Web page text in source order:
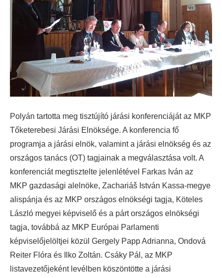
Polyán tartotta meg tisztújító járási konferenciáját az MKP
Tőketerebesi Járási Elnöksége. A konferencia fő
programja a járási elnök, valamint a járási elnökség és az
országos tanács (OT) tagjainak a megválasztása volt. A
konferenciát megtisztelte jelenlétével Farkas Iván az
MKP gazdasági alelnöke, Zachariáš István Kassa-megye
alispánja és az MKP országos elnökségi tagja, Köteles
László megyei képviselő és a párt országos elnökségi
tagja, továbbá az MKP Európai Parlamenti
képviselőjelöltjei közül Gergely Papp Adrianna, Ondová
Reiter Flóra és Ilko Zoltán. Csáky Pál, az MKP
listavezetőjeként levélben köszöntötte a járási